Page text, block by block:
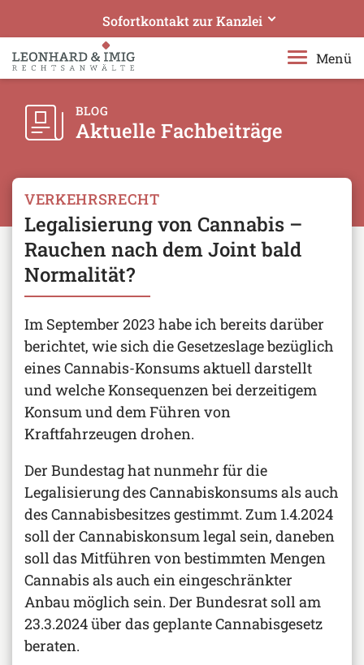
Sofortkontakt zur Kanzlei
Leonhard & Imig Rechtsanwälte
Ihre Experten in Bergisch Gladbach
Rufen Sie uns an!
+49 2204 97610
Telefonisches Beratungsangebot erweitert:
Datensichere Videotelefonie geschaltet
Menü
BLOG
Aktuelle Fachbeiträge
VERKEHRSRECHT
Legalisierung von Cannabis –
Rauchen nach dem Joint bald
Normalität?
Im September 2023 habe ich bereits darüber
berichtet, wie sich die Gesetzeslage bezüglich
eines Cannabis-Konsums aktuell darstellt
und welche Konsequenzen bei derzeitigem
Konsum und dem Führen von
Kraftfahrzeugen drohen.
Der Bundestag hat nunmehr für die
Legalisierung des Cannabiskonsums als auch
des Cannabisbesitzes gestimmt. Zum 1.4.2024
soll der Cannabiskonsum legal sein, daneben
soll das Mitführen von bestimmten Mengen
Cannabis als auch ein eingeschränkter
Anbau möglich sein. Der Bundesrat soll am
23.3.2024 über das geplante Cannabisgesetz
beraten.